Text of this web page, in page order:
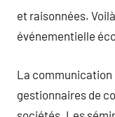
et raisonnées.
événementielle
La communication
gestionnaires de